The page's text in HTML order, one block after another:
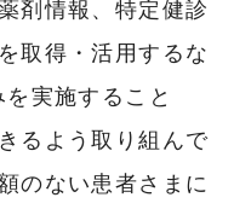
剤情報、特定健診
取得・活用するな
実施すること
るよう取り組んで
のない患者さまに